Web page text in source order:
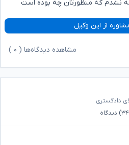
نشدم که منظورتان چه بوده است
از این وکیل
مشاهده دیدگاه‌ها ( ۰
دادگستری
دیدگاه